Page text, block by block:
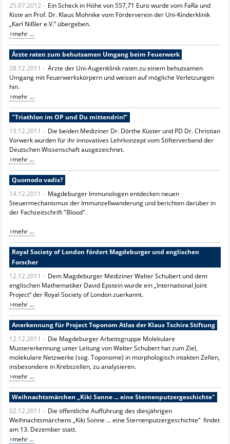
25.07.2012 - Ein Scheck in Höhe von 557,71 Euro wurde vom FaRa und
Kiste an Prof. Dr. Klaus Mohnike vom Förderverein der Uni-Kinderklinik
„Karl Nißler e.V.“ übergeben.
mehr ...
Ärzte raten zum behutsamen Umgang beim Feuerwerk
28.12.2011 - Ärzte der Uni-Augenklinik raten zu einem behutsamen
Umgang mit Feuerwerkskörpern und weisen auf mögliche Verletzungen
hin.
mehr ...
"Triathlon im OP und Du mittendrin!"
19.12.2011 - Die beiden Mediziner Dr. Dörthe Küster und PD Dr. Christian
Vorwerk wurden für ihr innovatives Lehrkonzept vom Stifterverband der
Deutschen Wissenschaft ausgezeichnet.
mehr ...
Quomodo vadis?
14.12.2011 - Magdeburger Immunologen entdecken neuen
Steuermechanismus der Immunzellwanderung und berichten darüber in
der Fachzeitschrift "Blood".
mehr ...
Royal Society of London fördert Magdeburger und englischen
Forscher
12.12.2011 - Dem Magdeburger Mediziner Walter Schubert und dem
englischen Mathematiker David Epstein wurde ein „International Joint
Project“ der Royal Society of London zuerkannt.
mehr ...
Anerkennung für Project Toponom Atlas der Klaus Tschira Stiftung
12.12.2011 - Die Magdeburger Arbeitsgruppe Molekulare
Mustererkennung unter Leitung von Walter Schubert hat zum Ziel,
molekulare Netzwerke (sog. Toponome) in morphologisch intakten Zellen,
insbesondere in Krebszellen, zu analysieren.
mehr ...
Weihnachtsmärchen „Kiki Sonne ... eine Sternenputzergeschichte"
02.12.2011 - Die öffentliche Aufführung des diesjährigen
Weihnachtsmärchens „Kiki Sonne ... eine Sternenputzergeschichte“ findet
am 13. Dezember statt.
mehr ...